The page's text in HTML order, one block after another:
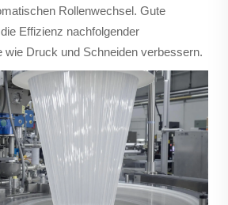
Rollenwechsel. Gute
Effizienz nachfolgender
wie Druck und Schneiden verbessern.